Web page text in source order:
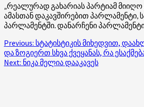
„რეალურად გახარიას პარტიამ მიიღო
ამასთან დაკავშირებით პარლამენტი,
პარლამენტში. დანარჩენი
Post
navigation
Previous: სტატისტიკის მიხედვით,
და ზოგიერთ სხვა ქვეყანას, რა
Next: ნიკა მელია დააკავეს